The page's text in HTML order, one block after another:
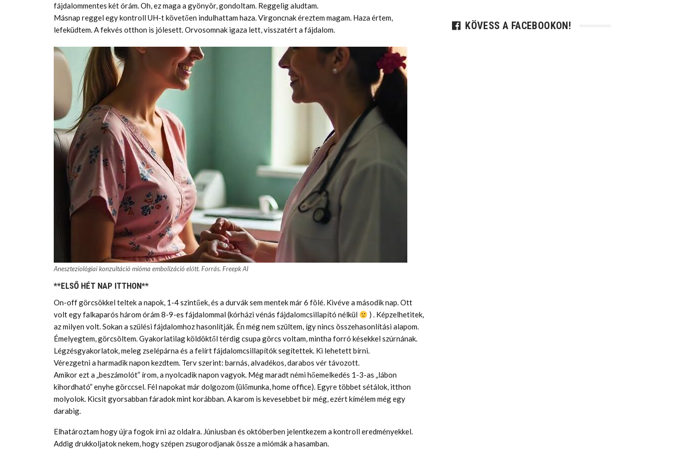
fájdalommentes két órám. Oh, ez maga a gyönyör, gondoltam. Reggelig aludtam.
Másnap reggel egy kontroll UH-t követően indulhattam haza. Virgoncnak éreztem magam. Haza értem,
lefeküdtem. A fekvés otthon is jólesett. Orvosomnak igaza lett, visszatért a fájdalom.
Aneszteziológiai konzultáció mióma embolizáció előtt. Forrás. Freepk AI
**ELSŐ HÉT NAP ITTHON**
On-off görcsökkel teltek a napok, 1-4 szintűek, és a durvák sem mentek már 6 fölé. Kivéve a második nap. Ott
volt egy falkaparós három órám 8-9-es fájdalommal (kórházi vénás fájdalomcsillapító nélkül
) . Képzelhetitek,
az milyen volt. Sokan a szülési fájdalomhoz hasonlítják. Én még nem szültem, így nincs összehasonlítási alapom.
Émelyegtem, görcsöltem. Gyakorlatilag köldöktől térdig csupa görcs voltam, mintha forró késekkel szúrnának.
Légzésgyakorlatok, meleg zselépárna és a felírt fájdalomcsillapítók segítettek. Ki lehetett bírni.
Vérezgetni a harmadik napon kezdtem. Terv szerint: barnás, alvadékos, darabos vér távozott.
Amikor ezt a „beszámolót” írom, a nyolcadik napon vagyok. Még maradt némi hőemelkedés 1-3-as „lábon
kihordható” enyhe görccsel. Fél napokat már dolgozom (ülőmunka, home office). Egyre többet sétálok, itthon
molyolok. Kicsit gyorsabban fáradok mint korábban. A karom is kevesebbet bír még, ezért kímélem még egy
darabig.
Elhatároztam hogy újra fogok írni az oldalra. Júniusban és októberben jelentkezem a kontroll eredményekkel.
Addig drukkoljatok nekem, hogy szépen zsugorodjanak össze a miómák a hasamban.
KÖVESS A FACEBOOKON!